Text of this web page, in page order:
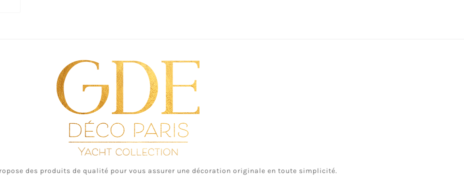
des produits de qualité pour vous assurer une décoration originale en toute simplicité.